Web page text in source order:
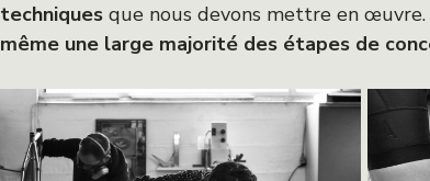
techniques que nous devons mettre en
même une large majorité des étapes de